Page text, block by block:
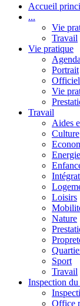
Accueil
...
Vie
Travail
Vie pratique
Portrait
Officiel
Vie
Travail
Aides
Culture
Loisirs
Nature
Sport
Travail
Inspection
Office